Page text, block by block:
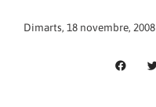
Dimarts, 18 novembre, 2008